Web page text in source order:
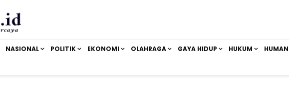
NASIONAL POLITIK EKONOMI OLAHRAGA GAYA HIDUP HUKUM